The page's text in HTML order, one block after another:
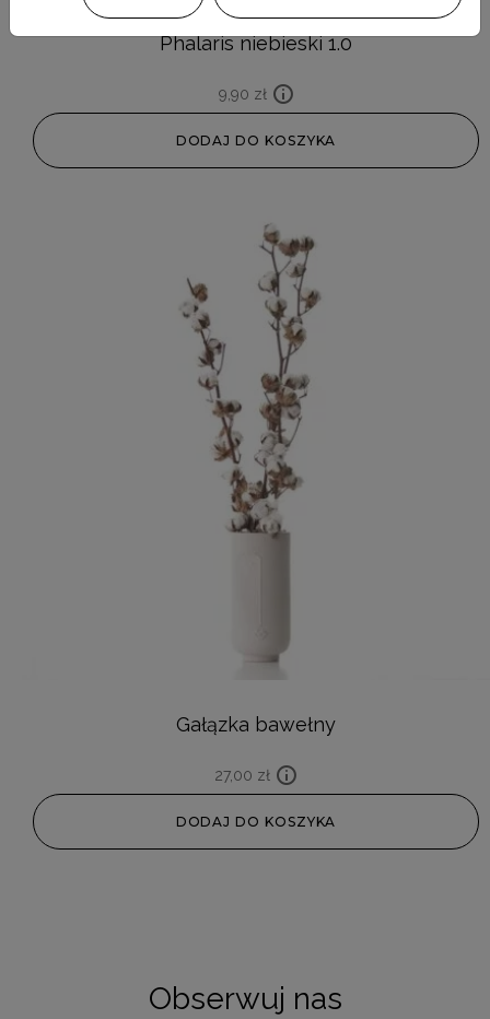
Phalaris niebieski 1.0
9,90 zł
DODAJ DO KOSZYKA
Gałązka bawełny
27,00 zł
DODAJ DO KOSZYKA
Obserwuj nas